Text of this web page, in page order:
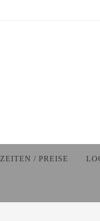
ZEITEN / PREISE